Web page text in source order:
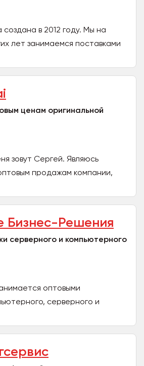
в 2012 году. Мы на
лет занимаемся поставками
ценам оригинальной
зовут Сергей. Являюсь
продажам компании,
Бизнес-Решения
серверного и компьютерного
оптовыми
серверного и